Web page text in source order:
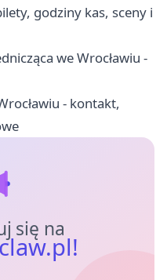
godziny kas, sceny i
we Wrocławiu -
- kontakt,
się na